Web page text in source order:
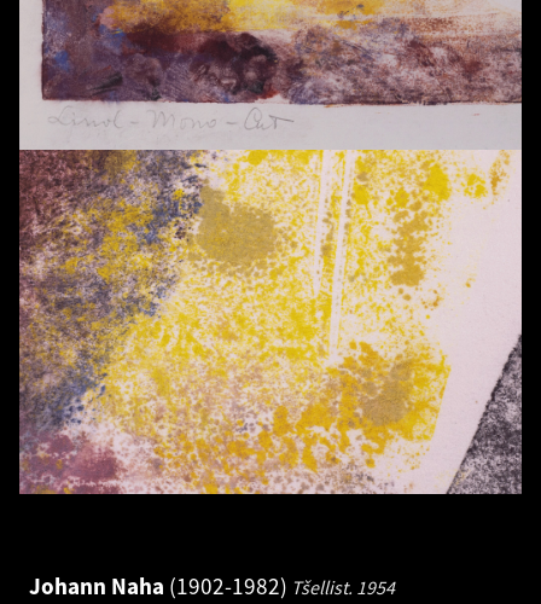
Johann Naha 1902-1982 Tšellist. 1954